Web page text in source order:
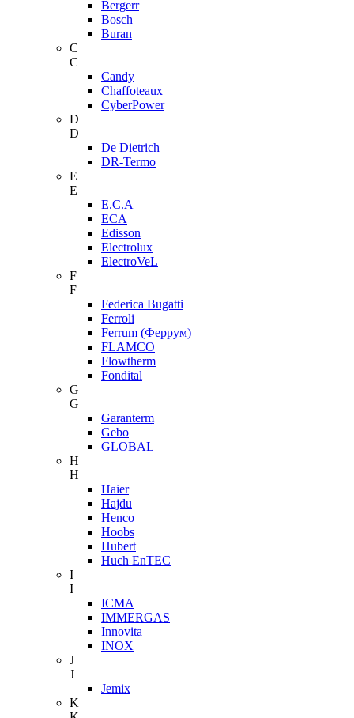
Bergerr
Bosch
Buran
C
C
Candy
Chaffoteaux
CyberPower
D
D
De Dietrich
DR-Termo
E
E
E.C.A
ECA
Edisson
Electrolux
ElectroVeL
F
F
Federica Bugatti
Ferroli
Ferrum (Феррум)
FLAMCO
Flowtherm
Fondital
G
G
Garanterm
Gebo
GLOBAL
H
H
Haier
Hajdu
Henco
Hoobs
Hubert
Huch EnTEC
I
I
ICMA
IMMERGAS
Innovita
INOX
J
J
Jemix
K